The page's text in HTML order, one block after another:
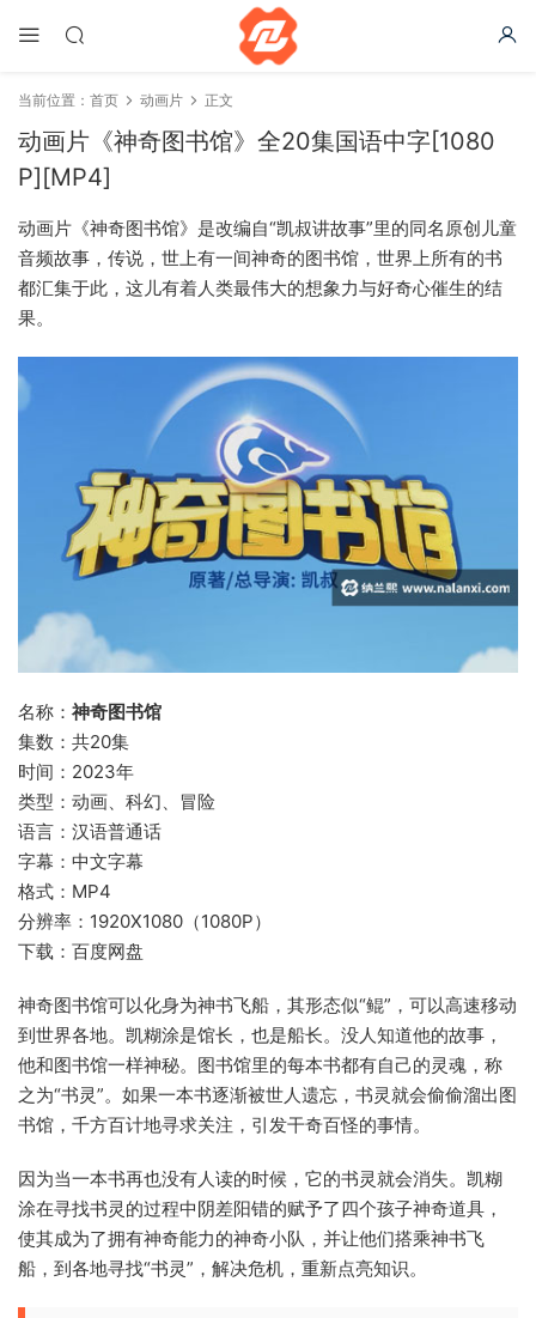
当前位置： 首页 动画片 正文
动画片《神奇图书馆》全20集国语中字[1080
P][MP4]
动画片《神奇图书馆》是改编自“凯叔讲故事”里的同名原创儿童
音频故事，传说，世上有一间神奇的图书馆，世界上所有的书
都汇集于此，这儿有着人类最伟大的想象力与好奇心催生的结
果。
名称： 神奇图书馆
集数：共20集
时间：2023年
类型：动画、科幻、冒险
语言：汉语普通话
字幕：中文字幕
格式：MP4
分辨率：1920X1080（1080P）
下载：百度网盘
神奇图书馆可以化身为神书飞船，其形态似“鲲”，可以高速移动
到世界各地。凯糊涂是馆长，也是船长。没人知道他的故事，
他和图书馆一样神秘。图书馆里的每本书都有自己的灵魂，称
之为“书灵”。如果一本书逐渐被世人遗忘，书灵就会偷偷溜出图
书馆，千方百计地寻求关注，引发干奇百怪的事情。
因为当一本书再也没有人读的时候，它的书灵就会消失。凯糊
涂在寻找书灵的过程中阴差阳错的赋予了四个孩子神奇道具，
使其成为了拥有神奇能力的神奇小队，并让他们搭乘神书飞
船，到各地寻找“书灵”，解决危机，重新点亮知识。